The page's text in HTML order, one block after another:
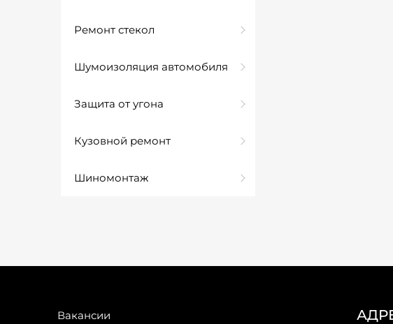
Ремонт стекол
Шумоизоляция автомобиля
Защита от угона
Кузовной ремонт
Шиномонтаж
Вакансии